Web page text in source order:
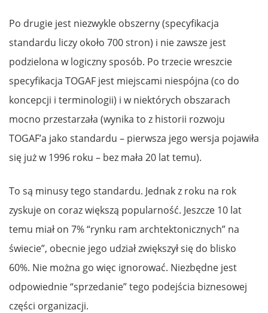
Po drugie jest niezwykle obszerny (specyfikacja
standardu liczy około 700 stron) i nie zawsze jest
podzielona w logiczny sposób. Po trzecie wreszcie
specyfikacja TOGAF jest miejscami niespójna (co do
koncepcji i terminologii) i w niektórych obszarach
mocno przestarzała (wynika to z historii rozwoju
TOGAF’a jako standardu – pierwsza jego wersja pojawiła
się już w 1996 roku – bez mała 20 lat temu).
To są minusy tego standardu. Jednak z roku na rok
zyskuje on coraz większą popularność. Jeszcze 10 lat
temu miał on 7% “rynku ram archtektonicznych” na
świecie”, obecnie jego udział zwiększył się do blisko
60%. Nie można go więc ignorować. Niezbędne jest
odpowiednie “sprzedanie” tego podejścia biznesowej
części organizacji.